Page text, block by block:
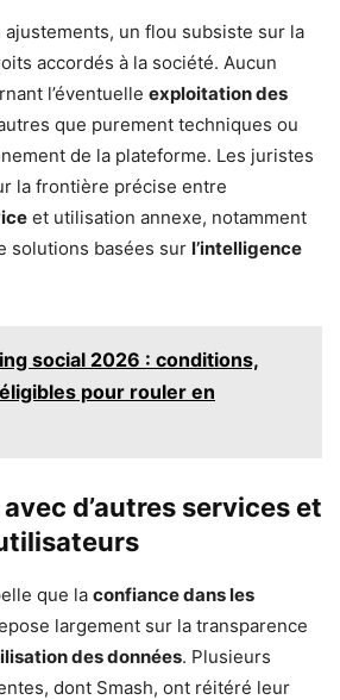
un flou subsiste sur la
accordés à la société. Aucun
l’éventuelle exploitation des
que purement techniques ou
de la plateforme. Les juristes
la frontière précise entre
et utilisation annexe, notamment
solutions basées sur l’intelligence
social 2026 : conditions,
pour rouler en
d’autres services et
que la confiance dans les
largement sur la transparence
des données. Plusieurs
dont Smash, ont réitéré leur